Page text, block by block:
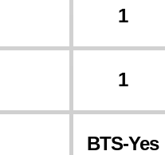
1
1
BTS-Yes